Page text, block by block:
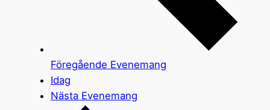
Föregående Evenemang
Idag
Nästa Evenemang